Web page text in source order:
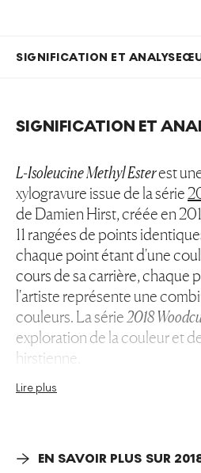
SIGNIFICATION ET ANALYSE
SIGNIFICATION ET
L-Isoleucine Methyl Esterest
xylogravure issue de la série
de Damien Hirst, créée en
11 rangées de points
chaque point étant d'une
cours de sa carrière, chaque
l'artiste représente une
couleurs. La série2018
exploration de la couleur et
hirstienne.
et Row . L'exposition Freeze a
Lire plus
EN SAVOIR PLUS SUR